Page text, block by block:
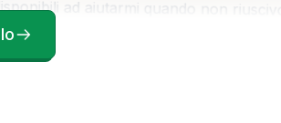
Ho apprezzato la loro